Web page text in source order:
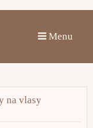
Menu
na vlasy